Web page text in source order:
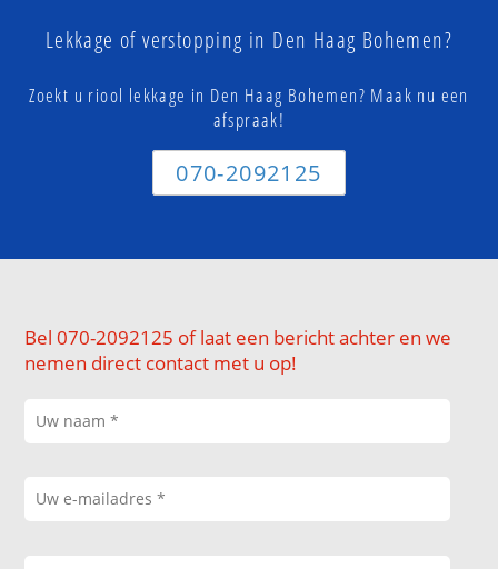
Lekkage of verstopping in Den Haag Bohemen?
Zoekt u riool lekkage in Den Haag Bohemen? Maak nu een
afspraak!
070-2092125
Bel 070-2092125 of laat een bericht achter en we
nemen direct contact met u op!